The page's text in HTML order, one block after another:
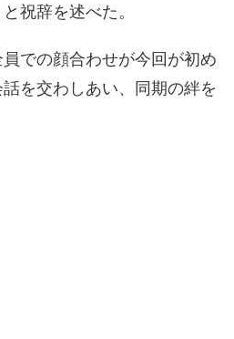
祝辞を述べた。
での顔合わせが今回が初め
を交わしあい、同期の絆を